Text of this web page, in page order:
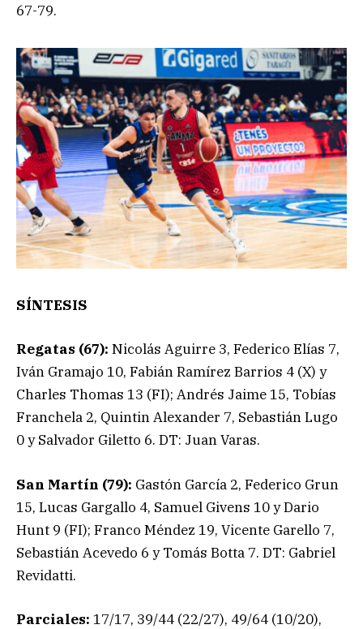
67-79.
SÍNTESIS
Regatas (67): Nicolás Aguirre 3, Federico Elías 7,
Iván Gramajo 10, Fabián Ramírez Barrios 4 (X) y
Charles Thomas 13 (FI); Andrés Jaime 15, Tobías
Franchela 2, Quintin Alexander 7, Sebastián Lugo
0 y Salvador Giletto 6. DT: Juan Varas.
San Martín (79): Gastón García 2, Federico Grun
15, Lucas Gargallo 4, Samuel Givens 10 y Dario
Hunt 9 (FI); Franco Méndez 19, Vicente Garello 7,
Sebastián Acevedo 6 y Tomás Botta 7. DT: Gabriel
Revidatti.
Parciales: 17/17, 39/44 (22/27), 49/64 (10/20),